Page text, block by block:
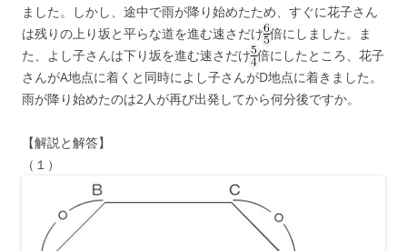
ました。しかし、途中で雨が降り始めたため、すぐに花子さん
は残りの上り坂と平らな道を進む速さだけ 倍にしました。ま
た、よし子さんは下り坂を進む速さだけ 倍にしたところ、花子
さんがA地点に着くと同時によし子さんがD地点に着きました。
雨が降り始めたのは2人が再び出発してから何分後ですか。
【解説と解答】
（１）